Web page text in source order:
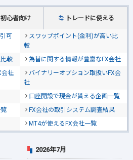
初心者向け トレードに使える
可
スワップポイント(金利)が高い比
較
較
為替に関する情報が豊富なFX会社
会社
バイナリーオプション取扱いFX会
社
口座開設で現金が貰える企画一覧
FX会社の取引システム調査結果
MT4が使えるFX会社一覧
2026年7月